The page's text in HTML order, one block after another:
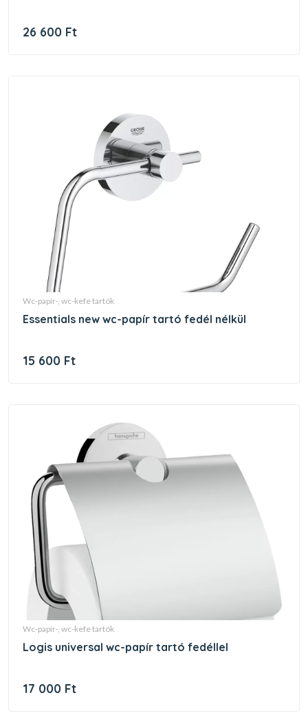
26 600 Ft
wc-papír-, wc-kefe tartók
essentials new wc-papír tartó fedél nélkül
15 600 Ft
wc-papír-, wc-kefe tartók
logis universal wc-papír tartó fedéllel
17 000 Ft